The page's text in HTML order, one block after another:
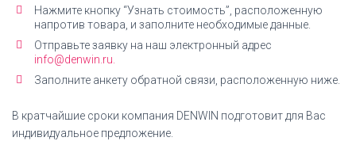
Инструкция по сборке
инструкция по сборке
Нажмите кнопку “Узнать стоимость”, расположенную
напротив товара, и заполните необходимые данные.
Отправьте заявку на наш электронный адрес
info@denwin.ru.
Заполните анкету обратной связи, расположенную ниже.
В кратчайшие сроки компания DENWIN подготовит для Вас
индивидуальное предложение.